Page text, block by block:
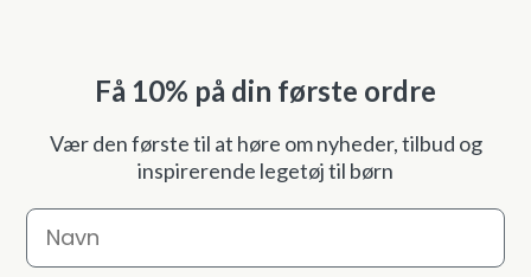
Få 10% på din første ordre
Vær den første til at høre om nyheder, tilbud og
inspirerende legetøj til børn
Navn